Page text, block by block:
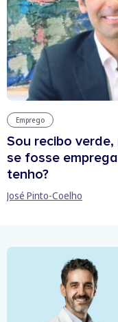
Emprego
Sou recibo
se fosse
tenho?
José Pinto-Coelho